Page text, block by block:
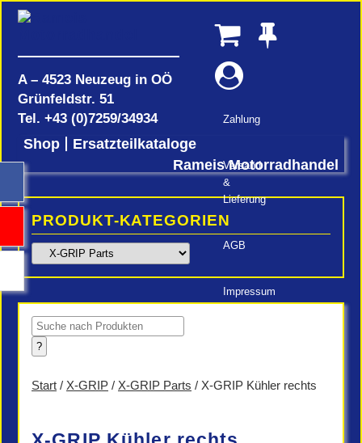
A – 4523 Neuzeug in OÖ
Grünfeldstr. 51
Tel. +43 (0)7259/34934 Zahlung
Versand
&
Lieferung
AGB
Impressum
Shop
Ersatzteilkataloge
Rameis Motorradhandel
PRODUKT-KATEGORIEN
Products
search
?
Start / X-GRIP / X-GRIP Parts / X-GRIP Kühler rechts